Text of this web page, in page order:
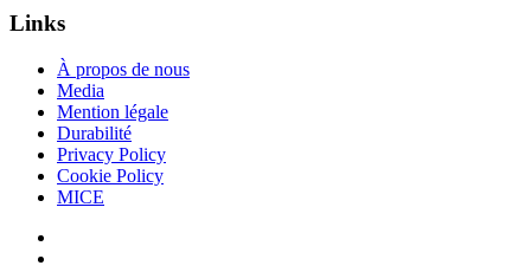
Links
À propos de nous
Media
Mention légale
Durabilité
Privacy Policy
Cookie Policy
MICE